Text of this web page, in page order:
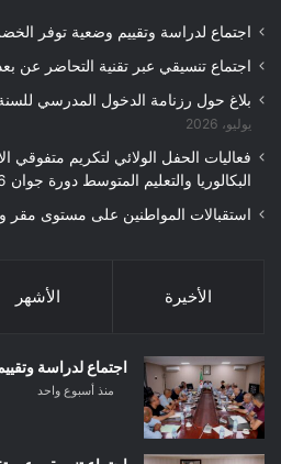
اجتماع لدراسة وتقييم وضعية توفر
اجتماع تنسيقي عبر تقنية التحاضر عن
بلاغ حول رزنامة الدخول المدرسي للسنة
يوليو، 2026
فعاليات الحفل الولائي لتكريم متفوقي
البكالوريا والتعليم المتوسط دورة جوان 2026
استقبالات المواطنين على مستوى مقر
الأخيرة الأشهر
اجتماع لدراسة
منذ أسبوع واحد